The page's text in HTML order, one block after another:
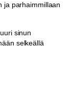
ja parhaimmillaan
sinun
selkeällä